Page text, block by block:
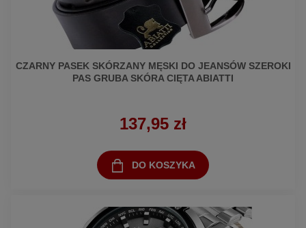
CZARNY PASEK SKÓRZANY MĘSKI DO JEANSÓW SZEROKI
PAS GRUBA SKÓRA CIĘTA ABIATTI
137,95 zł
DO KOSZYKA